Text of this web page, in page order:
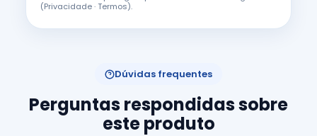
(Privacidade·Termos).
Dúvidas frequentes
Perguntas respondidas sobre
este produto